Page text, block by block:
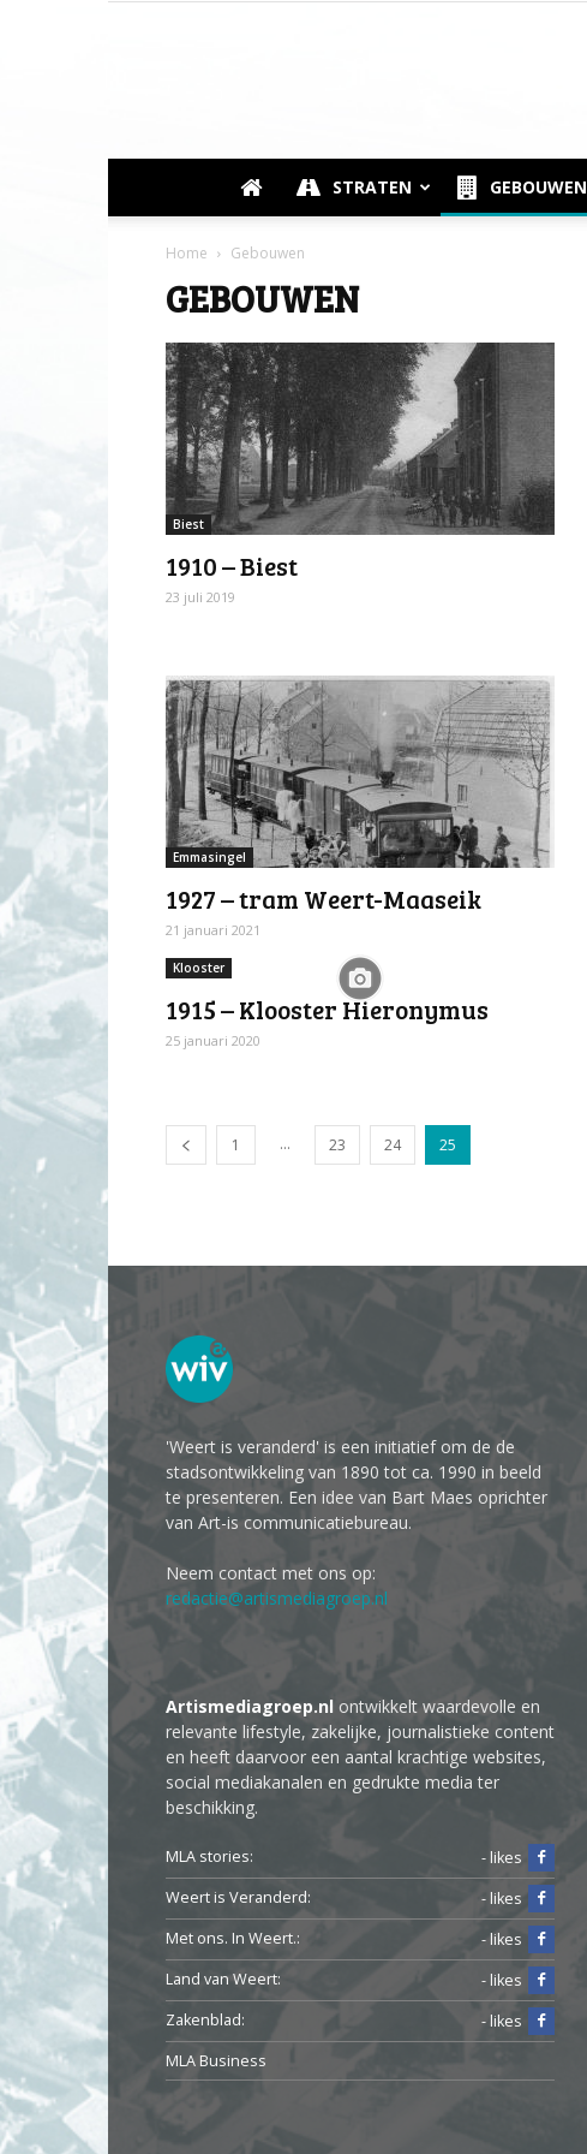
STRATEN GEBOUWEN
Home Gebouwen
GEBOUWEN
Biest
1910 – Biest
23 juli 2019
Emmasingel
1927 – tram Weert-Maaseik
21 januari 2021
Klooster
1915 – Klooster Hieronymus
25 januari 2020
1 ... 23 24 25
'Weert is veranderd' is een initiatief om de de
stadsontwikkeling van 1890 tot ca. 1990 in beeld
te presenteren. Een idee van Bart Maes oprichter
van Art-is communicatiebureau.
Neem contact met ons op:
redactie@artismediagroep.nl
Artismediagroep.nl ontwikkelt waardevolle en
relevante lifestyle, zakelijke, journalistieke content
en heeft daarvoor een aantal krachtige websites,
social mediakanalen en gedrukte media ter
beschikking.
MLA stories:
- likes
Weert is Veranderd:
- likes
Met ons. In Weert.:
- likes
Land van Weert:
- likes
Zakenblad:
- likes
MLA Business